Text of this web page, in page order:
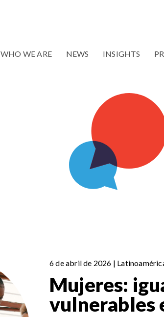
WHO WE ARE NEWS INSIGHTS
6 de abril de 2026 |
Mujeres:
vulnerables